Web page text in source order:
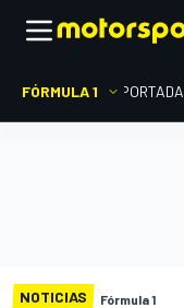
FÓRMULA 1 PORTADA
NOTICIAS Fórmula 1